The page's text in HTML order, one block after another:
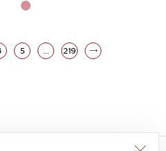
5 ... 219